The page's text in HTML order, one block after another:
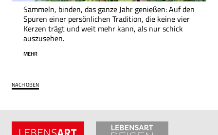
Sammeln, binden, das ganze Jahr genießen: Auf den
Spuren einer persönlichen Tradition, die keine vier
Kerzen trägt und weit mehr kann, als nur schick
auszusehen.
MEHR
NACH OBEN